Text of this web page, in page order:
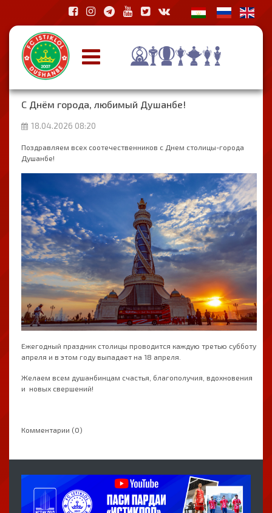
С Днём города, любимый Душанбе!
18.04.2026 08:20
Поздравляем всех соотечественников с Днем столицы-города
Душанбе!
Ежегодный праздник столицы проводится каждую третью субботу
апреля и в этом году выпадает на 18 апреля.
Желаем всем душанбинцам счастья, благополучия, вдохновения
и новых свершений!
Комментарии (0)